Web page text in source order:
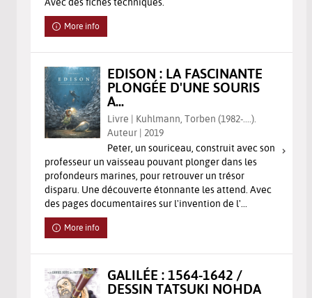
More info
EDISON : LA FASCINANTE
PLONGÉE D'UNE SOURIS
A...
Livre | Kuhlmann, Torben (1982-....).
Auteur | 2019
Peter, un souriceau, construit avec son
professeur un vaisseau pouvant plonger dans les
profondeurs marines, pour retrouver un trésor
disparu. Une découverte étonnante les attend. Avec
des pages documentaires sur l'invention de l'...
More info
GALILÉE : 1564-1642 /
DESSIN TATSUKI NOHDA